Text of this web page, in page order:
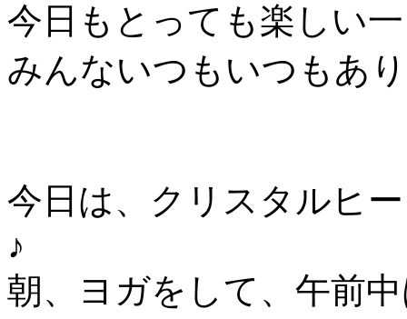
今日もとっても楽しい
みんないつもいつもあ
今日は、クリスタルヒ
♪
朝、ヨガをして、午前